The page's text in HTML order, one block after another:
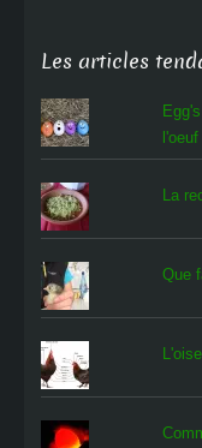
Les articles
l'oeuf
La
Que